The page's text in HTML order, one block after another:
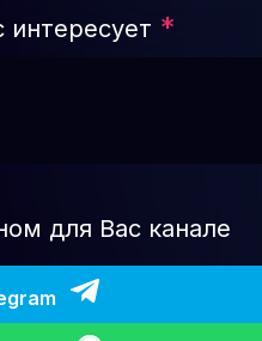
интересует *
для Вас канале